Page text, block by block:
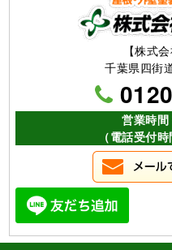
【株式
千葉県四街
営業時
（電話受付